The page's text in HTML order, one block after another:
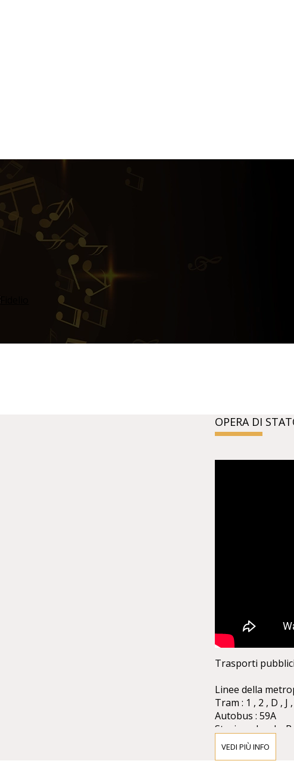
OPERA DI
Trasporti pubblici
Linee della
Tram : 1 , 2 , D , J
Autobus : 59A
Stazione locale:
Soste: Karlsplatz
VEDI PIÙ INFO